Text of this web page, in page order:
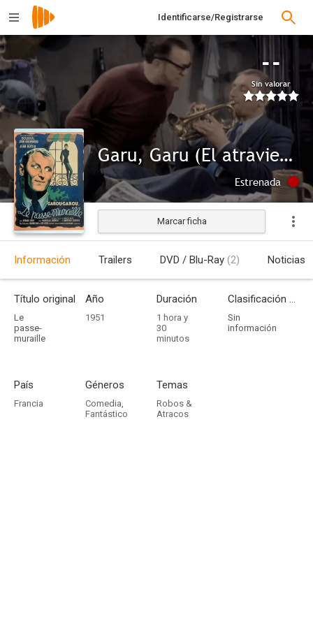
Identificarse/Registrarse
--
Sin valorar
Garu, Garu (El atraviesa-muros)
Estrenada
Marcar ficha
Información Trailers DVD / Blu-Ray (2) Noticias
Título original
Le
passe-
muraille
Año
1951
Duración
1 hora y
30
minutos
Clasificación por edades
Sin
información
País
Francia
Géneros
Comedia,
Fantástico
Temas
Robos &
Atracos